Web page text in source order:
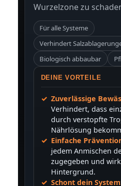
Wurzelzone zu
Für alle Systeme
Verhindert
Biologisch abbaubar
DEINE VORTEILE
Zuverlässige
Verhindert, dass
durch verstopfte
Nährlösung
Einfache
jedem Anmischen
zugegeben und
Hintergrund.
Schont dein